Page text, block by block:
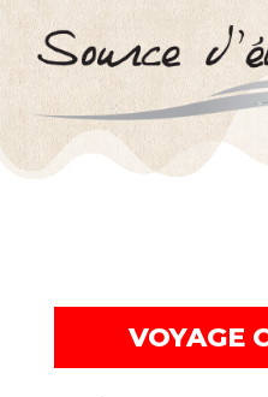
VOYAGE
Panneau de gestion des cookies